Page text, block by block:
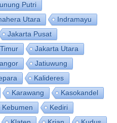
Putri
Utara
Indramayu
Jakarta Pusat
Jakarta Utara
Jatiuwung
Kalideres
Karawang
Kasokandel
Kebumen
Kediri